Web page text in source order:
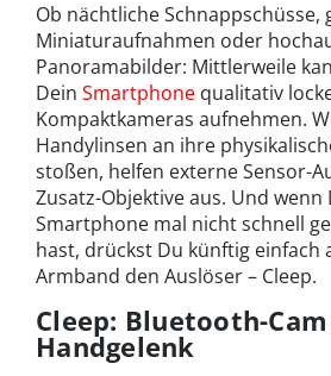
Ob nächtliche Schnappschüsse,
Miniaturaufnahmen oder
Panoramabilder: Mittlerweile
Dein Smartphone qualitativ
Kompaktkameras aufnehmen.
Handylinsen an ihre
stoßen, helfen externe Sensor-
Zusatz-Objektive aus. Und wenn
Smartphone mal nicht schnell
hast, drückst Du künftig einfach
Armband den Auslöser – Cleep.
Cleep: Bluetooth-
Handgelenk